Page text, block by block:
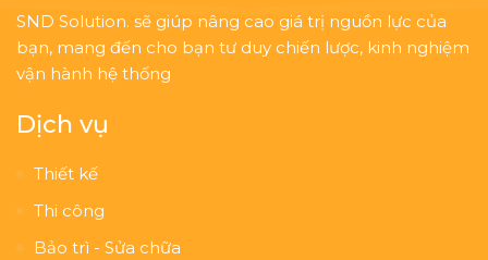
SND Solution. sẽ giúp nâng cao giá trị nguồn lực của
bạn, mang đến cho bạn tư duy chiến lược, kinh nghiệm
vận hành hệ thống
Dịch vụ
Thiết kế
Thi công
Bảo trì - Sửa chữa